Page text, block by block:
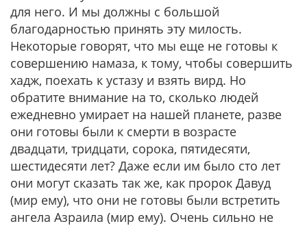
для него. И мы должны с большой
благодарностью принять эту милость.
Некоторые говорят, что мы еще не готовы к
совершению намаза, к тому, чтобы совершить
хадж, поехать к устазу и взять вирд. Но
обратите внимание на то, сколько людей
ежедневно умирает на нашей планете, разве
они готовы были к смерти в возрасте
двадцати, тридцати, сорока, пятидесяти,
шестидесяти лет? Даже если им было сто лет
они могут сказать так же, как пророк Давуд
(мир ему), что они не готовы были встретить
ангела Азраила (мир ему). Очень сильно не